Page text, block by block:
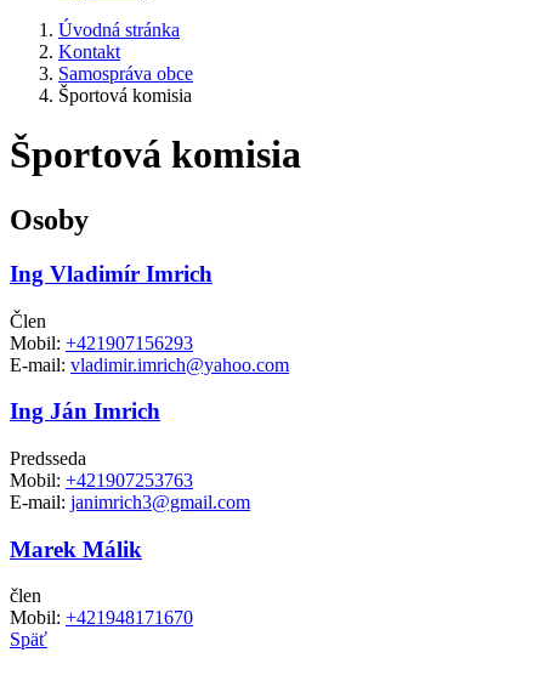
Úvodná stránka
Kontakt
Samospráva obce
Športová komisia
Športová komisia
Osoby
Ing Vladimír Imrich
Člen
Mobil: +421907156293
E-mail: vladimir.imrich@yahoo.com
Ing Ján Imrich
Predsseda
Mobil: +421907253763
E-mail: janimrich3@gmail.com
Marek Málik
člen
Mobil: +421948171670
Späť